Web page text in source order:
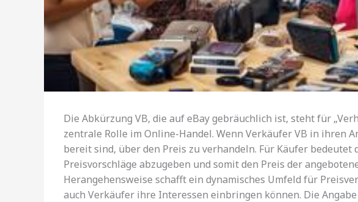
Die Abkürzung VB, die auf eBay gebräuchlich ist, steht für
zentrale Rolle im Online-Handel. Wenn Verkäufer VB in ihren
bereit sind, über den Preis zu verhandeln. Für Käufer bedeutet
Preisvorschläge abzugeben und somit den Preis der
Herangehensweise schafft ein dynamisches Umfeld für
auch Verkäufer ihre Interessen einbringen können. Die